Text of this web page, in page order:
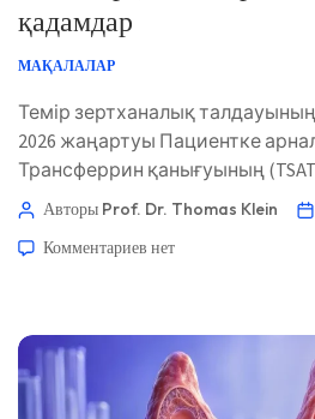
қадамдар
МАҚАЛАЛАР
Темір зертханалық
2026 жаңартуы Пациентке
Трансферрин қанығуының
тіндерге қажет айналымдағы
қорларының сарқылғанын
клиникалық көріністі береді.
2026 📝 […]
Авторы Prof. Dr. Thomas Klein
Комментариев нет